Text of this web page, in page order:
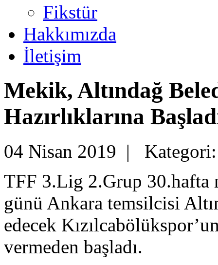
Fikstür
Hakkımızda
İletişim
Mekik, Altındağ
Hazırlıklarına
04 Nisan 2019 |
TFF 3.Lig 2.Grup 30.hafta
günü Ankara temsilcisi
edecek
vermeden başladı.